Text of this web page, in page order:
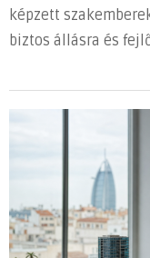
képzett
biztos állásra és